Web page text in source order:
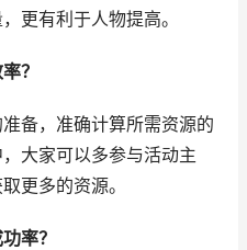
更有利于人物提高。
？
备，准确计算所需资源的
大家可以多参与活动主
更多的资源。
率？